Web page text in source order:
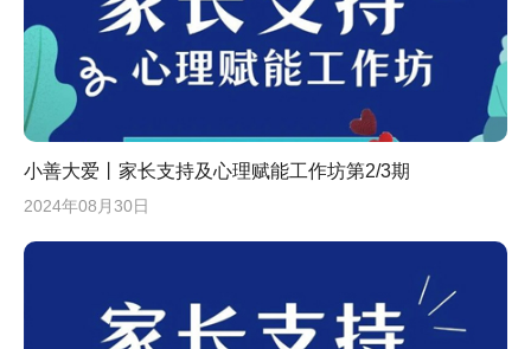
小善大爱丨家长支持及心理赋能工作坊第2/3期
2024年08月30日